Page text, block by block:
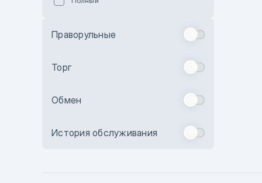
Бежевый
Комбинированный
Праворульные
Торг
Обмен
История обслуживания